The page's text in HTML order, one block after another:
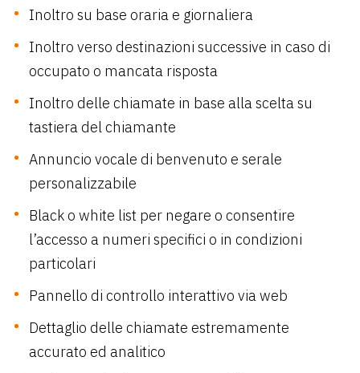
Inoltro su base oraria e giornaliera
Inoltro verso destinazioni successive in caso di
occupato o mancata risposta
Inoltro delle chiamate in base alla scelta su
tastiera del chiamante
Annuncio vocale di benvenuto e serale
personalizzabile
Black o white list per negare o consentire
l’accesso a numeri specifici o in condizioni
particolari
Pannello di controllo interattivo via web
Dettaglio delle chiamate estremamente
accurato ed analitico